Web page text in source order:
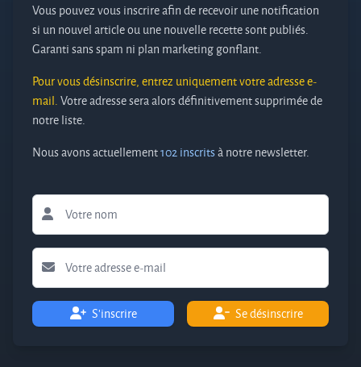
Vous pouvez vous inscrire afin de recevoir une notification
si un nouvel article ou une nouvelle recette sont publiés.
Garanti sans spam ni plan marketing gonflant.
Pour vous désinscrire, entrez uniquement votre adresse e-
mail.Votre adresse sera alors définitivement supprimée de
notre liste.
Nous avons actuellement102 inscritsà notre newsletter.
S'inscrire Se désinscrire